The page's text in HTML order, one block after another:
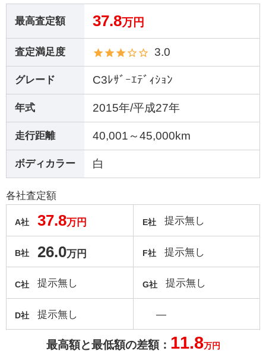
最高査定額 37.8万円
査定満足度 3.0
グレード C3ﾚｻﾞｰｴﾃﾞｨｼｮﾝ
年式 2015年/平成27年
走行距離 40,001～45,000km
ボディカラー 白
各社査定額
A社 37.8万円
B社 26.0万円
C社 提示無し
D社 提示無し
E社 提示無し
F社 提示無し
G社 提示無し
―
最高額と最低額の差額： 11.8万円